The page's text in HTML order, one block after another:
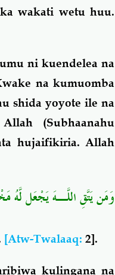
wakati wetu huu.
ni kuendelea na
na kumuomba
shida yoyote ile na
(Subhaanahu
hujaifikiria. Allah
وَمَن يَتَّقِ اللَّـهَ يَجْعَل لَّهُ
[Atw-Twalaaq:2].
kulingana na